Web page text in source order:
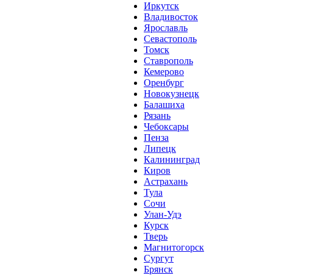
Иркутск
Владивосток
Ярославль
Севастополь
Томск
Ставрополь
Кемерово
Оренбург
Новокузнецк
Балашиха
Рязань
Чебоксары
Пенза
Липецк
Калининград
Киров
Астрахань
Тула
Сочи
Улан-Удэ
Курск
Тверь
Магнитогорск
Сургут
Брянск